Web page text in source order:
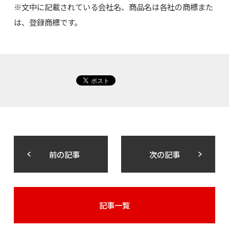
※文中に記載されている会社名、商品名は各社の商標また
は、登録商標です。
前の記事 次の記事
記事一覧